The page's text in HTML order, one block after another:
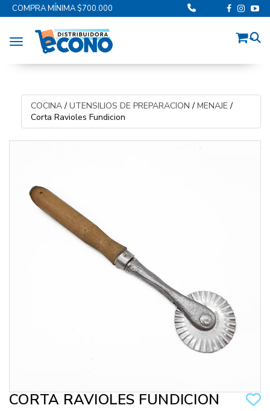
COMPRA MÍNIMA $700.000
Toggle navigation
COCINA/ UTENSILIOS DE PREPARACION / MENAJE /
Corta Ravioles Fundicion
CORTA RAVIOLES FUNDICION